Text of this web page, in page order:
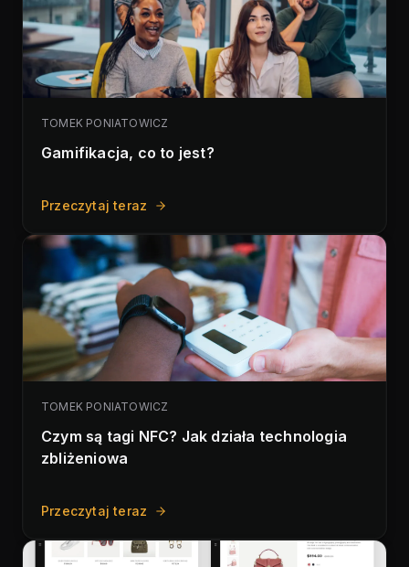
TOMEK PONIATOWICZ
Gamifikacja, co to jest?
Przeczytaj teraz
TOMEK PONIATOWICZ
Czym są tagi NFC? Jak działa technologia
zbliżeniowa
Przeczytaj teraz